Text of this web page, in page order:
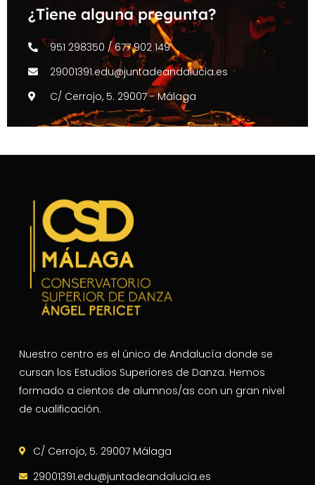
¿Tiene alguna pregunta?
951 298350 / 677 902 149
29001391.edu@juntadeandalucia.es
C/ Cerrojo, 5. 29007 - Málaga
Nuestro centro es el único de Andalucía donde se
cursan los Estudios Superiores de Danza. Hemos
formado a cientos de alumnos/as con un gran nivel
de cualificación.
C/ Cerrojo, 5. 29007 Málaga
29001391.edu@juntadeandalucia.es